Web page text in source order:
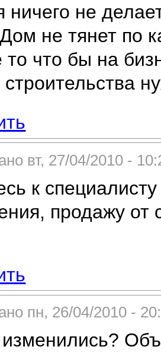
ничего не
не тянет по
то что бы на
строительства
вт, 27/04/2010 -
к
продажу от
пн, 26/04/2010 -